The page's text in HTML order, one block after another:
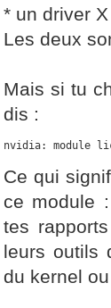
* un driver
Les deux
Mais si tu
dis :
nvidia: module
Ce qui
ce module
tes
leurs outils
du kernel